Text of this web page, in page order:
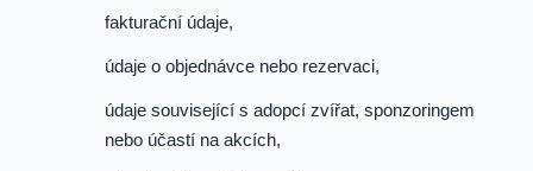
fakturační údaje,
údaje o objednávce nebo rezervaci,
údaje související s adopcí zvířat, sponzoringem
nebo účastí na akcích,